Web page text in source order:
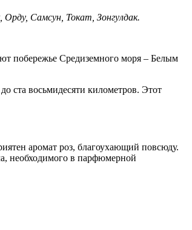
Самсун, Токат, Зонгулдак.
побережье Средиземного моря – Белым
ста восьмидесяти километров. Этот
аромат роз, благоухающий повсюду.
необходимого в парфюмерной